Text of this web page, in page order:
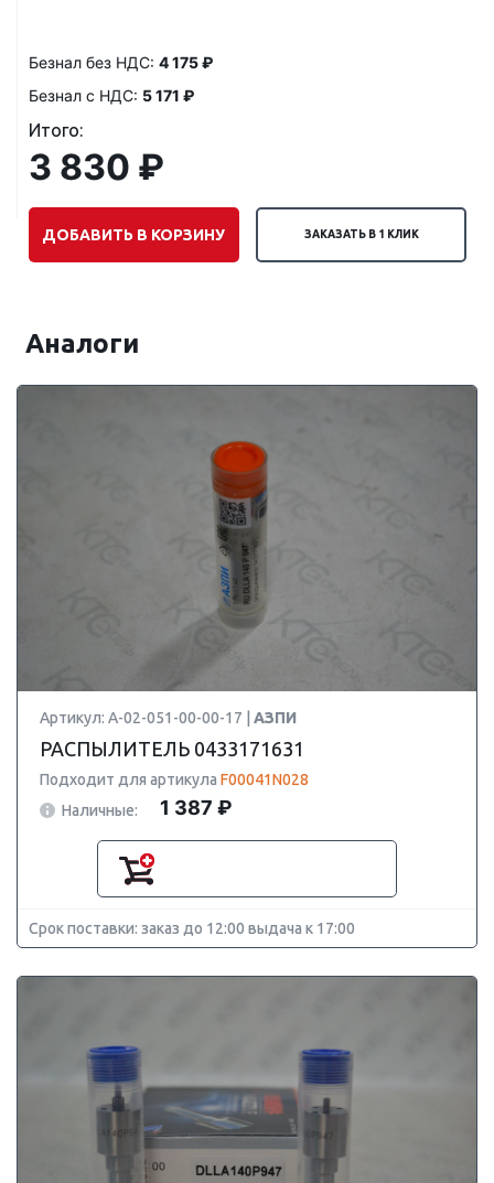
Безнал без НДС: 4 175 ₽
Безнал с НДС: 5 171 ₽
Итого:
3 830 ₽
ДОБАВИТЬ В КОРЗИНУ ЗАКАЗАТЬ В 1 КЛИК
Аналоги
Артикул: А-02-051-00-00-17 | АЗПИ
РАСПЫЛИТЕЛЬ 0433171631
Подходит для артикула F00041N028
Наличные:
1 387 ₽
Срок поставки: заказ до 12:00 выдача к 17:00